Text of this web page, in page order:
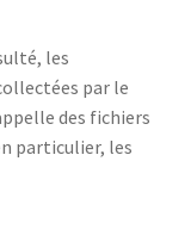
les
par le
des fichiers
particulier, les